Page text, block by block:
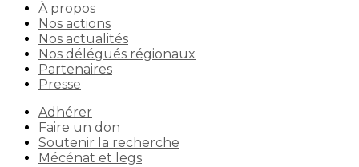
À propos
Nos actions
Nos actualités
Nos délégués régionaux
Partenaires
Presse
Adhérer
Faire un don
Soutenir la recherche
Mécénat et legs